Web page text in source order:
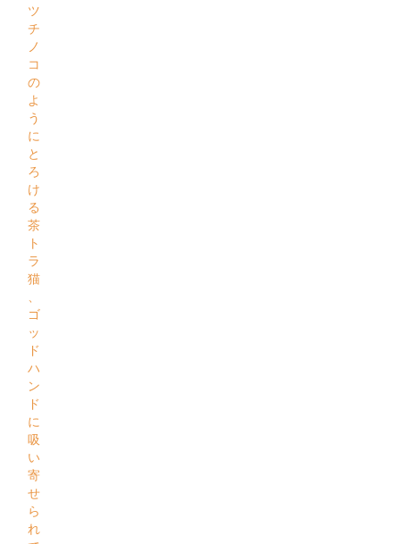
ツ
チ
ノ
コ
の
よ
う
に
と
ろ
け
る
茶
ト
ラ
猫
、
ゴ
ッ
ド
ハ
ン
ド
に
吸
い
寄
せ
ら
れ